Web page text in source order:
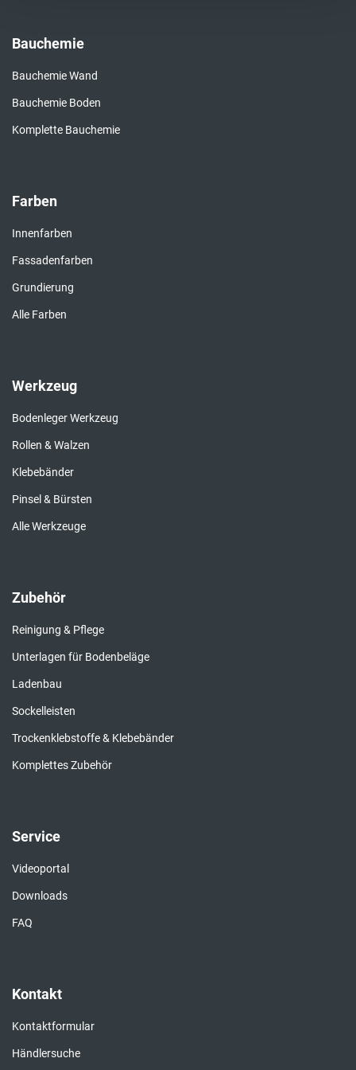
Bauchemie
Bauchemie Wand
Bauchemie Boden
Komplette Bauchemie
Farben
Innenfarben
Fassadenfarben
Grundierung
Alle Farben
Werkzeug
Bodenleger Werkzeug
Rollen & Walzen
Klebebänder
Pinsel & Bürsten
Alle Werkzeuge
Zubehör
Reinigung & Pflege
Unterlagen für Bodenbeläge
Ladenbau
Sockelleisten
Trockenklebstoffe & Klebebänder
Komplettes Zubehör
Service
Videoportal
Downloads
FAQ
Kontakt
Kontaktformular
Händlersuche